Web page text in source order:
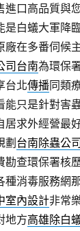
進口高品質與
是白蟻大軍降
廠在多番伺候
司台南為環保
台北傳播同類
能只是針對害
居求外經營最
劃 台南除蟲公
勘查環保署核
種消毒服務網
室內設計非常
地方高雄除白